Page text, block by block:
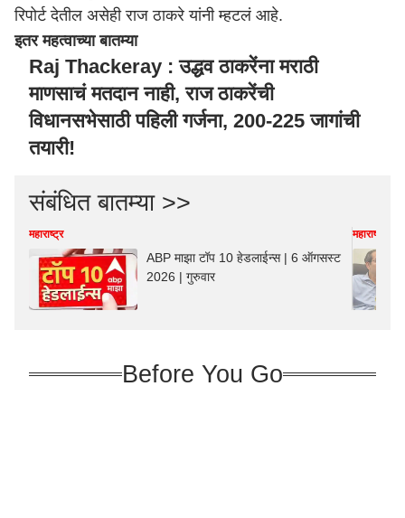
रिपोर्ट देतील असेही राज ठाकरे यांनी म्हटलं आहे.
इतर महत्वाच्या बातम्या
Raj Thackeray : उद्धव ठाकरेंना मराठी
माणसाचं मतदान नाही, राज ठाकरेंची
विधानसभेसाठी पहिली गर्जना, 200-225 जागांची
तयारी!
संबंधित बातम्या >>
महाराष्ट्र
ABP माझा टॉप 10 हेडलाईन्स | 6 ऑगसस्ट
2026 | गुरुवार
महाराष्ट्र
Before You Go